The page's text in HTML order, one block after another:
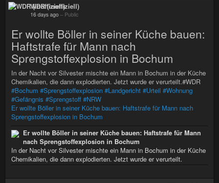
WDR (inoffiziell)
16 days ago – Public
Er wollte Böller in seiner Küche bauen:
Haftstrafe für Mann nach
Sprengstoffexplosion in Bochum
In der Nacht vor Silvester mischte ein Mann in Bochum in der Küche
Chemikalien, die dann explodierten. Jetzt wurde er verurteilt.#WDR
#Bochum #Sprengstoffexplosion #Landgericht #Urteil #Wohnung
#Gefängnis #Sprengstoff #NRW
Er wollte Böller in seiner Küche bauen: Haftstrafe für Mann nach
Sprengstoffexplosion in Bochum
Er wollte Böller in seiner Küche bauen: Haftstrafe für Mann
nach Sprengstoffexplosion in Bochum
In der Nacht vor Silvester mischte ein Mann in Bochum in der Küche
Chemikalien, die dann explodierten. Jetzt wurde er verurteilt.